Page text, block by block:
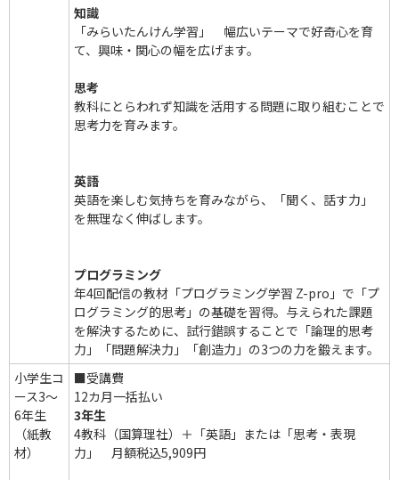
知識
「みらいたんけん学習」 幅広いテーマで好奇心を育
て、興味・関心の幅を広げます。
思考
教科にとらわれず知識を活用する問題に取り組むことで
思考力を育みます。
英語
英語を楽しむ気持ちを育みながら、「聞く、話す力」
を無理なく伸ばします。
プログラミング
年4回配信の教材「プログラミング学習 Z-pro」で「プ
ログラミング的思考」の基礎を習得。与えられた課題
を解決するために、試行錯誤することで「論理的思考
力」「問題解決力」「創造力」の3つの力を鍛えます。
小学生コ
ース3～
6年生
（紙教
材）
■受講費
12カ月一括払い
3年生
4教科（国算理社）＋「英語」または「思考・表現
力」 月額税込5,909円